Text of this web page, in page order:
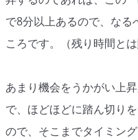
で8分以上あるので、なる
ころです。（残り時間と
あまり機会をうかがい上
で、ほどほどに踏ん切り
ので、そこまでタイミン